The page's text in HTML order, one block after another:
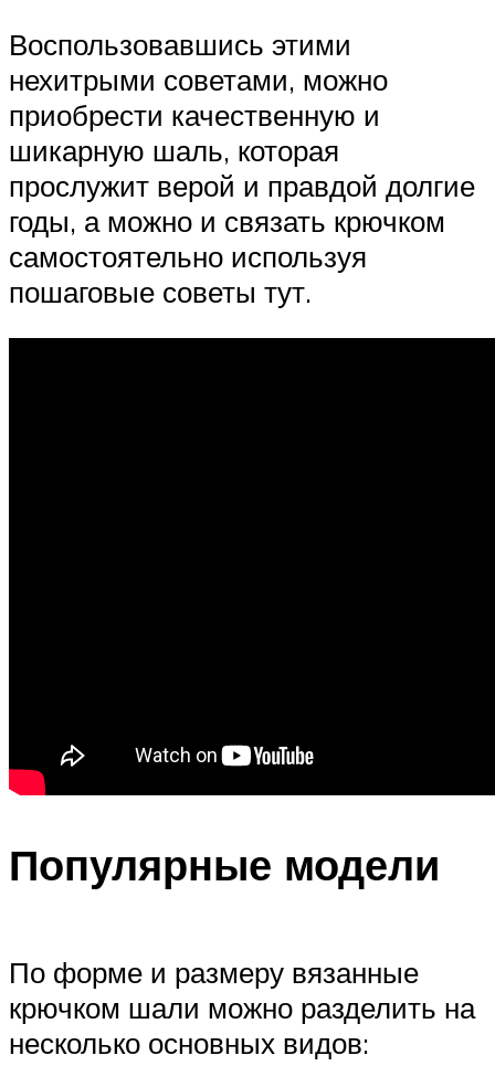
Воспользовавшись этими
нехитрыми советами, можно
приобрести качественную и
шикарную шаль, которая
прослужит верой и правдой долгие
годы, а можно и связать крючком
самостоятельно используя
пошаговые советы тут.
Популярные модели
По форме и размеру вязанные
крючком шали можно разделить на
несколько основных видов: